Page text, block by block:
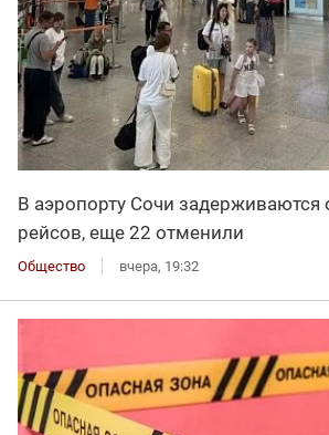
В аэропорту Сочи задерживаются
рейсов, еще 22 отменили
Общество вчера, 19:32